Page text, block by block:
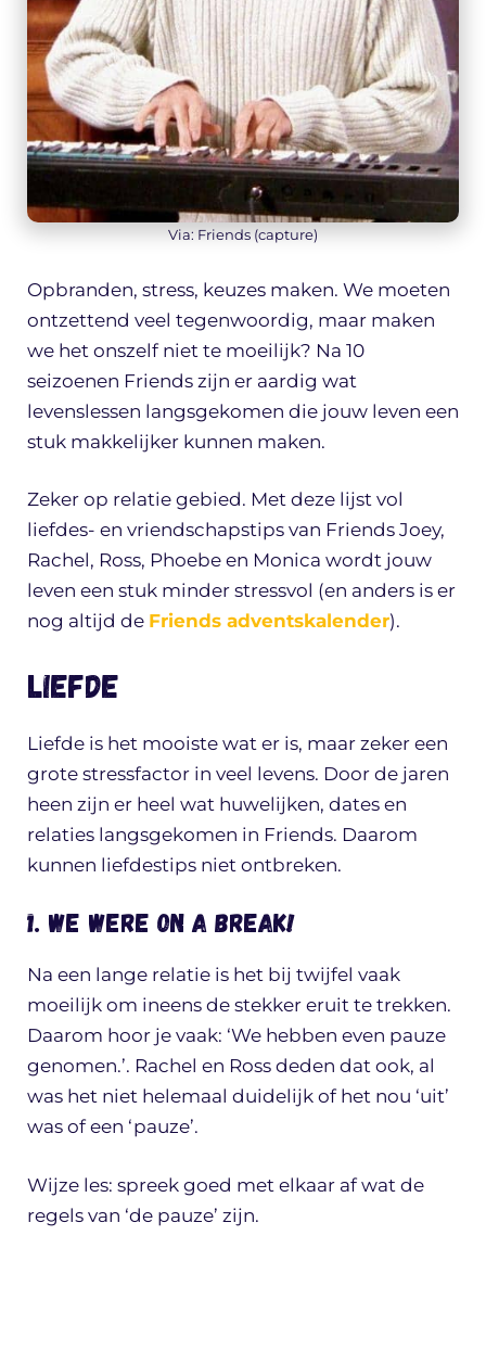
Via: Friends (capture)
Opbranden, stress, keuzes maken. We moeten
ontzettend veel tegenwoordig, maar maken
we het onszelf niet te moeilijk? Na 10
seizoenen Friends zijn er aardig wat
levenslessen langsgekomen die jouw leven een
stuk makkelijker kunnen maken.
Zeker op relatie gebied. Met deze lijst vol
liefdes- en vriendschapstips van Friends Joey,
Rachel, Ross, Phoebe en Monica wordt jouw
leven een stuk minder stressvol (en anders is er
nog altijd de Friends adventskalender).
Liefde
Liefde is het mooiste wat er is, maar zeker een
grote stressfactor in veel levens. Door de jaren
heen zijn er heel wat huwelijken, dates en
relaties langsgekomen in Friends. Daarom
kunnen liefdestips niet ontbreken.
1. We were on a break!
Na een lange relatie is het bij twijfel vaak
moeilijk om ineens de stekker eruit te trekken.
Daarom hoor je vaak: ‘We hebben even pauze
genomen.’. Rachel en Ross deden dat ook, al
was het niet helemaal duidelijk of het nou ‘uit’
was of een ‘pauze’.
Wijze les: spreek goed met elkaar af wat de
regels van ‘de pauze’ zijn.